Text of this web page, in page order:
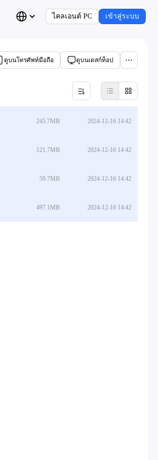
ไคลเอนต์ PC เข้าสู่ระบบ
ดูบนโทรศัพท์มือถือ ดูบนเดสก์ท็อป
245.7MB 2024-12-16 14:42
121.7MB 2024-12-16 14:42
59.7MB 2024-12-16 14:42
497.1MB 2024-12-16 14:42